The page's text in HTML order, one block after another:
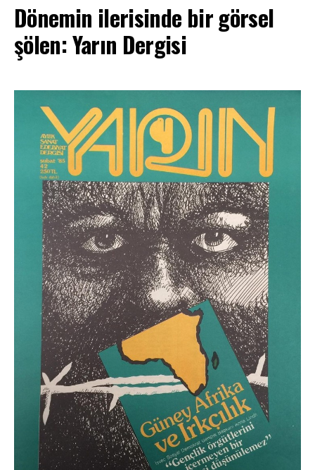
Dönemin ilerisinde bir görsel
şölen: Yarın Dergisi